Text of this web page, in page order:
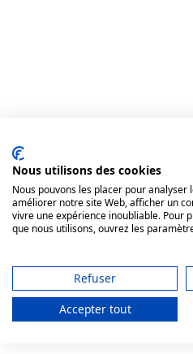
Nous utilisons des cookies
Nous pouvons les placer pour analyser
améliorer notre site Web, afficher un
vivre une expérience inoubliable. Pour
que nous utilisons, ouvrez les
Refuser
Accepter tout